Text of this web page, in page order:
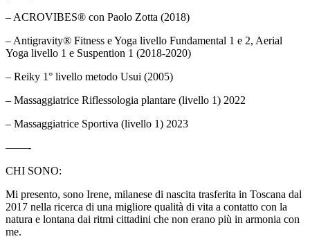
– ACROVIBES® con Paolo Zotta (2018)
– Antigravity® Fitness e Yoga livello Fundamental 1 e 2, Aerial
Yoga livello 1 e Suspention 1 (2018-2020)
– Reiky 1° livello metodo Usui (2005)
– Massaggiatrice Riflessologia plantare (livello 1) 2022
– Massaggiatrice Sportiva (livello 1) 2023
——-
CHI SONO:
Mi presento, sono Irene, milanese di nascita trasferita in Toscana dal
2017 nella ricerca di una migliore qualità di vita a contatto con la
natura e lontana dai ritmi cittadini che non erano più in armonia con
me.